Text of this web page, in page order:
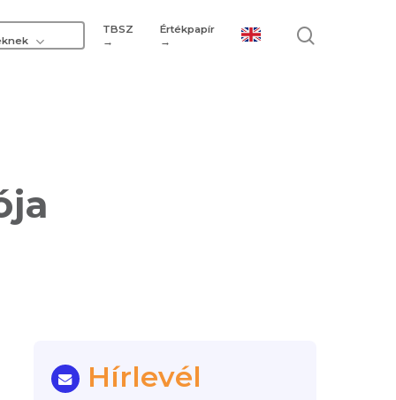
TBSZ
→
Értékpapír
→
Hírlevél